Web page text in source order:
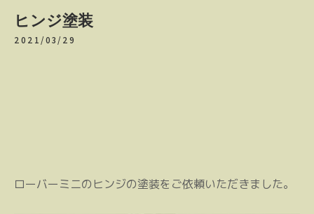
ヒンジ塗装
2021/03/29
ローバーミニのヒンジの塗装をご依頼いただきました。